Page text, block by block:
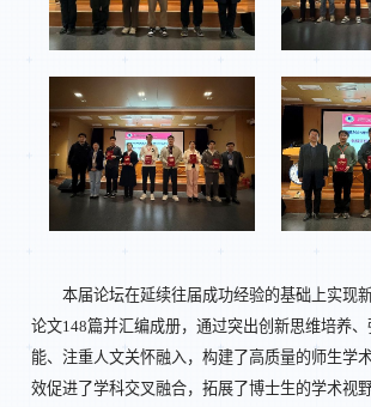
本届论坛在延续往届成功经验的基础上实现
论文148篇并汇编成册，通过突出创新思维培养
能、注重人文关怀融入，构建了高质量的师生学
效促进了学科交叉融合，拓展了博士生的学术视